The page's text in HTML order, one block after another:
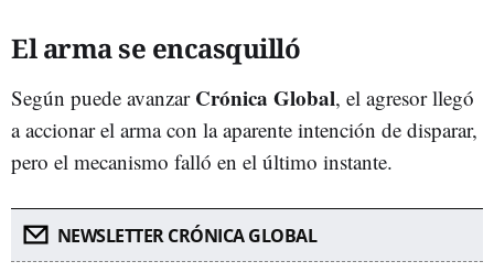
El arma se encasquilló
Según puede avanzar Crónica Global, el agresor llegó
a accionar el arma con la aparente intención de disparar,
pero el mecanismo falló en el último instante.
NEWSLETTER CRÓNICA GLOBAL